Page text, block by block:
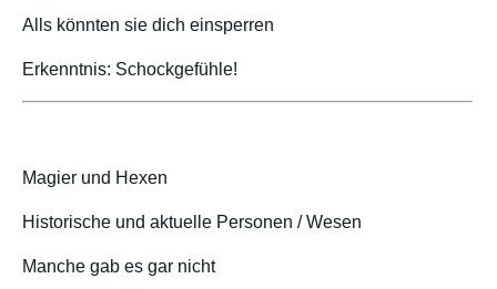
Alls könnten sie dich einsperren
Erkenntnis: Schockgefühle!
Magier und Hexen
Historische und aktuelle Personen / Wesen
Manche gab es gar nicht